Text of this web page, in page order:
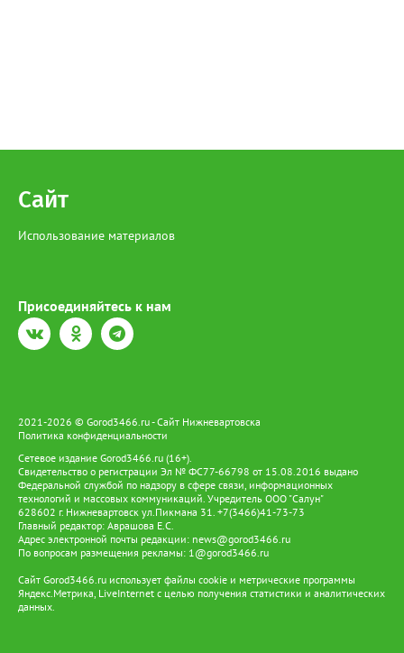
Сайт
Использование материалов
Присоединяйтесь к нам
2021-2026 © Gorod3466.ru - Сайт Нижневартовска
Политика конфиденциальности
Сетевое издание Gorod3466.ru (16+).
Свидетельство о регистрации Эл № ФС77-66798 от 15.08.2016 выдано
Федеральной службой по надзору в сфере связи, информационных
технологий и массовых коммуникаций. Учредитель ООО "Салун"
628602 г. Нижневартовск ул.Пикмана 31. +7(3466)41-73-73
Главный редактор: Аврашова Е.С.
Адрес электронной почты редакции: news@gorod3466.ru
По вопросам размещения рекламы: 1@gorod3466.ru
Сайт Gorod3466.ru использует файлы cookie и метрические программы
Яндекс.Метрика, LiveInternet с целью получения статистики и аналитических
данных.